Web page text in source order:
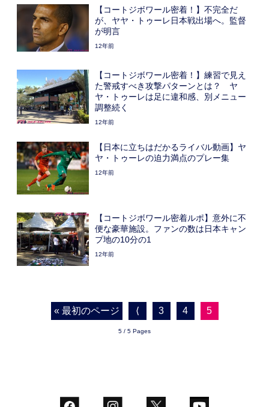
【コートジボワール密着！】不完全だ
が、ヤヤ・トゥーレ日本戦出場へ。監督
が明言
12年前
【コートジボワール密着！】練習で見え
た警戒すべき攻撃パターンとは？ ヤ
ヤ・トゥーレは足に違和感、別メニュー
調整続く
12年前
【日本に立ちはだかるライバル動画】ヤ
ヤ・トゥーレの迫力満点のプレー集
12年前
【コートジボワール密着ルポ】意外に不
便な豪華施設。ファンの数は日本キャン
プ地の10分の1
12年前
« 最初のページ ⟨ 3 4 5
5 / 5 Pages